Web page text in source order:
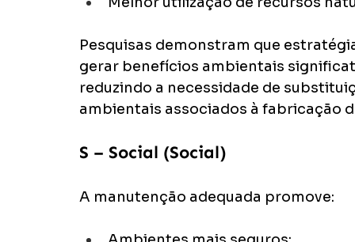
Pesquisas demonstram que
gerar benefícios ambientais
reduzindo a necessidade de
ambientais associados à fabricação
S – Social (Social)
A manutenção adequada promove: